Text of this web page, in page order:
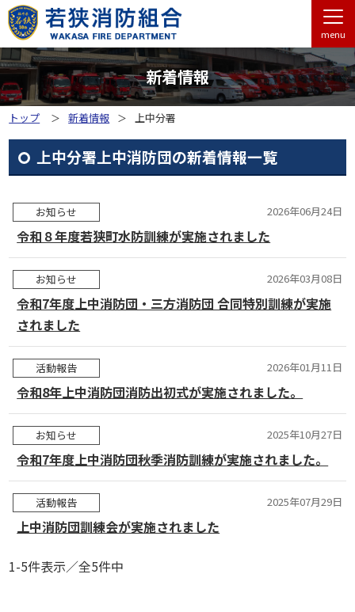
menu
新着情報
トップ 新着情報 上中分署
上中分署上中消防団の新着情報一覧
お知らせ 2026年06月24日
令和８年度若狭町水防訓練が実施されました
お知らせ 2026年03月08日
令和7年度上中消防団・三方消防団 合同特別訓練が実施
されました
活動報告 2026年01月11日
令和8年上中消防団消防出初式が実施されました。
お知らせ 2025年10月27日
令和7年度上中消防団秋季消防訓練が実施されました。
活動報告 2025年07月29日
上中消防団訓練会が実施されました
1-5件表示／全5件中